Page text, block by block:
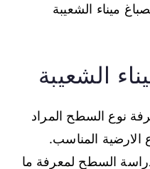
ميناء الشعيبة
الشعيبة
نوع السطح المراد
الارضية المناسب.
السطح لمعرفة ما